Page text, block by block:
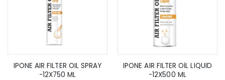
IPONE AIR FILTER OIL SPRAY
-12X750 ML
IPONE AIR FILTER OİL LIQUID
-12X500 ML